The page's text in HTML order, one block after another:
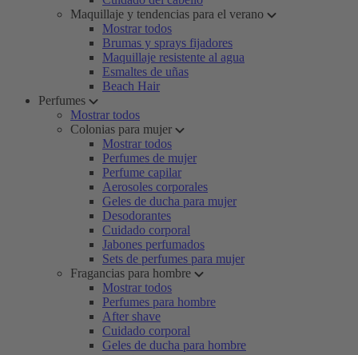
Maquillaje y tendencias para el verano
Mostrar todos
Brumas y sprays fijadores
Maquillaje resistente al agua
Esmaltes de uñas
Beach Hair
Perfumes
Mostrar todos
Colonias para mujer
Mostrar todos
Perfumes de mujer
Perfume capilar
Aerosoles corporales
Geles de ducha para mujer
Desodorantes
Cuidado corporal
Jabones perfumados
Sets de perfumes para mujer
Fragancias para hombre
Mostrar todos
Perfumes para hombre
After shave
Cuidado corporal
Geles de ducha para hombre